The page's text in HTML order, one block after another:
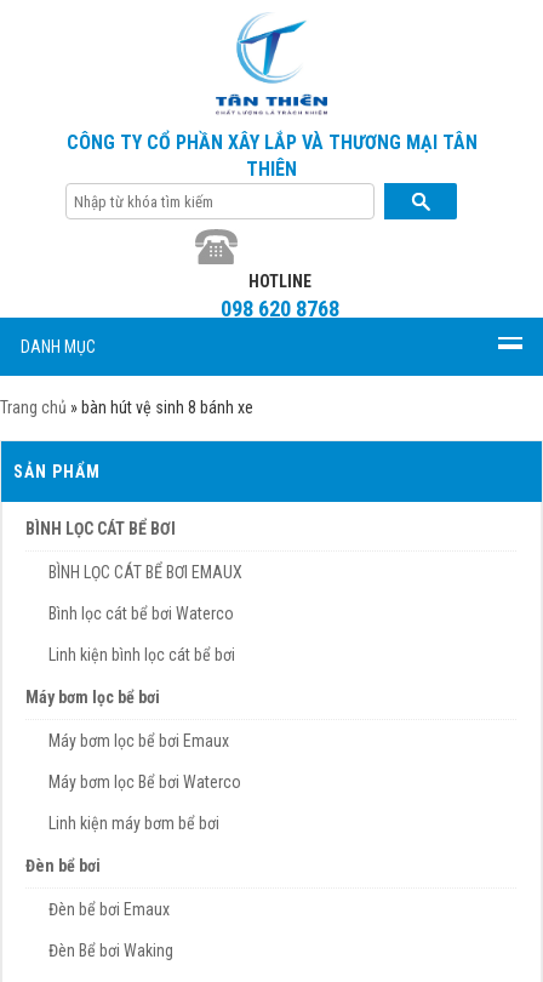
CÔNG TY CỔ PHẦN XÂY LẮP VÀ THƯƠNG MẠI TÂN
THIÊN
HOTLINE
098 620 8768
DANH MỤC
Trang chủ » bàn hút vệ sinh 8 bánh xe
SẢN PHẨM
BÌNH LỌC CÁT BỂ BƠI
BÌNH LỌC CÁT BỂ BƠI EMAUX
Bình lọc cát bể bơi Waterco
Linh kiện bình lọc cát bể bơi
Máy bơm lọc bể bơi
Máy bơm lọc bể bơi Emaux
Máy bơm lọc Bể bơi Waterco
Linh kiện máy bơm bể bơi
Đèn bể bơi
Đèn bể bơi Emaux
Đèn Bể bơi Waking